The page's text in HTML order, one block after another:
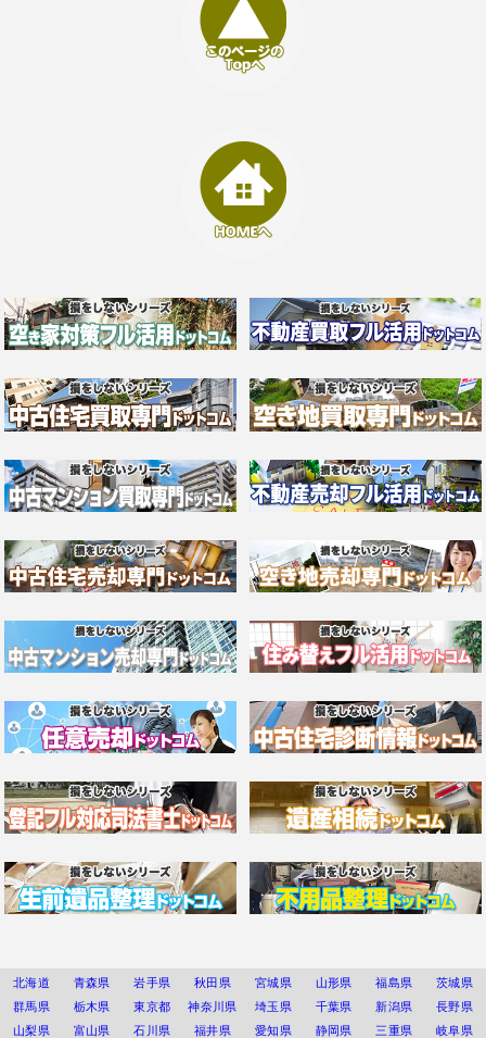
北海道 青森県 岩手県 秋田県 宮城県 山形県 福島県
茨城県
群馬県
栃木県 東京都 神奈川県 埼玉県 千葉県 新潟県
長野県
山梨県
富山県 石川県 福井県 愛知県 静岡県 三重県 岐阜県